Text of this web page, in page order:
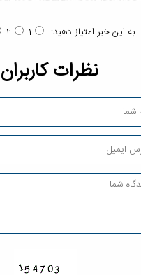
به این خبر امتیاز دهید: 1
2
نظرات کاربران